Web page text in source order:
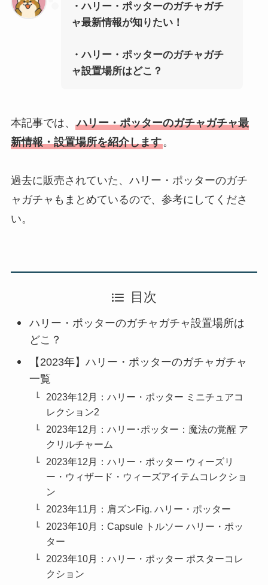
・ハリー・ポッターのガチャガチ
ャ最新情報が知りたい！
・ハリー・ポッターのガチャガチ
ャ設置場所はどこ？
本記事では、 ハリー・ポッターのガチャガチャ最
新情報・設置場所を紹介します。
過去に販売されていた、ハリー・ポッターのガチ
ャガチャもまとめているので、参考にしてくださ
い。
目次
ハリー・ポッターのガチャガチャ設置場所は
どこ？
【2023年】ハリー・ポッターのガチャガチャ
一覧
2023年12月：ハリー・ポッター ミニチュアコ
レクション2
2023年12月：ハリー･ポッター：魔法の覚醒 ア
クリルチャーム
2023年12月：ハリー・ポッター ウィーズリ
ー・ウィザード・ウィーズアイテムコレクショ
ン
2023年11月：肩ズンFig. ハリー・ポッター
2023年10月：Capsule トルソー ハリー・ポッ
ター
2023年10月：ハリー・ポッター ポスターコレ
クション